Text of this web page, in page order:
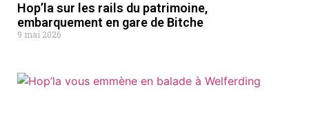
Hop’la sur les rails du patrimoine,
embarquement en gare de Bitche
9 mai 2026